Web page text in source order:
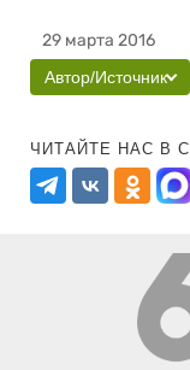
29 марта 2016
Автор/Источник
ЧИТАЙТЕ НАС В